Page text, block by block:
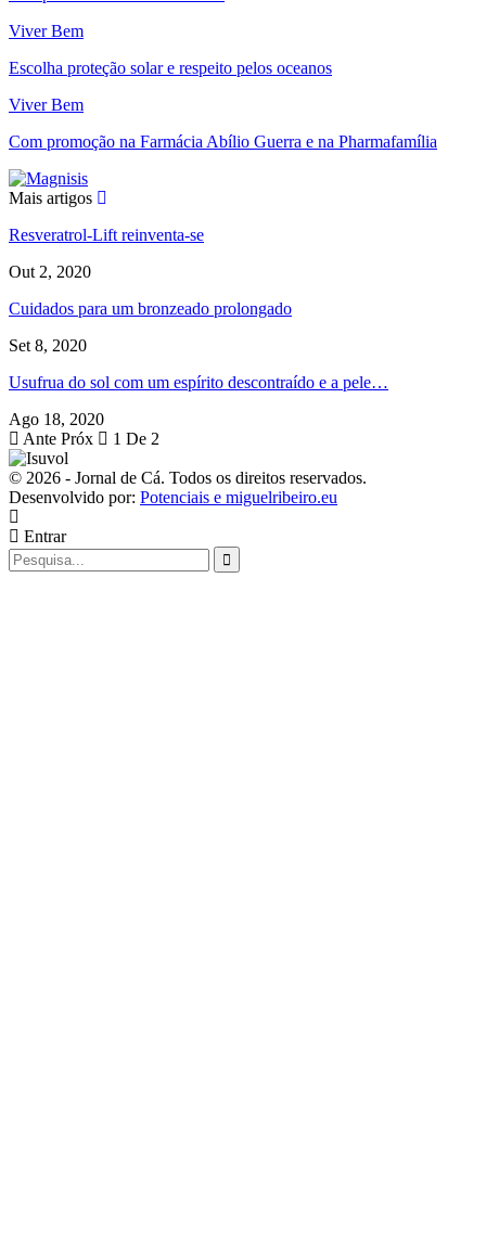
Viver Bem
Escolha proteção solar e respeito pelos oceanos
Viver Bem
Com promoção na Farmácia Abílio Guerra e na Pharmafamília
Mais artigos
Resveratrol-Lift reinventa-se
Out 2, 2020
Cuidados para um bronzeado prolongado
Set 8, 2020
Usufrua do sol com um espírito descontraído e a pele…
Ago 18, 2020
Ante Próx 1 De 2
© 2026 - Jornal de Cá. Todos os direitos reservados.
Desenvolvido por: Potenciais e miguelribeiro.eu
Entrar